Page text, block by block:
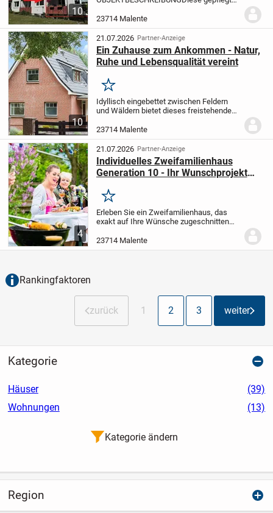
10
sich im Erdgeschoss einer Wohnanlage
mit insgesamt 16 Wohneinheiten in
ruhiger Lage von Malente, mitten in der...
23714 Malente
10
21.07.2026 Partner-Anzeige
Ein Zuhause zum Ankommen - Natur,
Ruhe und Lebensqualität vereint
Merken
Idyllisch eingebettet zwischen Feldern
und Wäldern bietet dieses freistehende
Wohnambiente mit hohem Erholungswert.
Der malerische Dieksee sowie der
Trentsee befinden...
23714 Malente
4
21.07.2026 Partner-Anzeige
Individuelles Zweifamilienhaus
Generation 10 - Ihr Wunschprojekt
Merken
Erleben Sie ein Zweifamilienhaus, das
exakt auf Ihre Wünsche zugeschnitten
insgesamt 4 Zimmer, verteilt auf zwei
Ebenen mit einer großzügigen
23714 Malente
Rankingfaktoren
zurück 1 2 3 weiter
Kategorie
Häuser
(39)
Wohnungen
(13)
Kategorie ändern
Region